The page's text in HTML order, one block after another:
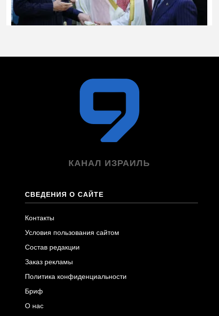
КАНАЛ ИЗРАИЛЬ
СВЕДЕНИЯ О САЙТЕ
Контакты
Условия пользования сайтом
Состав редакции
Заказ рекламы
Политика конфиденциальности
Бриф
О нас